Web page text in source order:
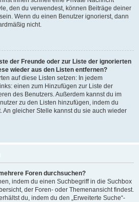
den du verwendest, können Beiträge deiner
Wenn du einen Benutzer ignorierst, dann
nicht.
der Freunde oder zur Liste der ignorierten
wieder aus den Listen entfernen?
auf diese Listen setzen: In jedem
einen zum Hinzufügen zur Liste der
des Benutzers. Außerdem kannst du im
zu den Listen hinzufügen, indem du
An gleicher Stelle kannst du sie auch wieder
Foren durchsuchen?
indem du einen Suchbegriff in die Suchbox
der Foren- oder Themenansicht findest.
du, indem du den „Erweiterte Suche“-